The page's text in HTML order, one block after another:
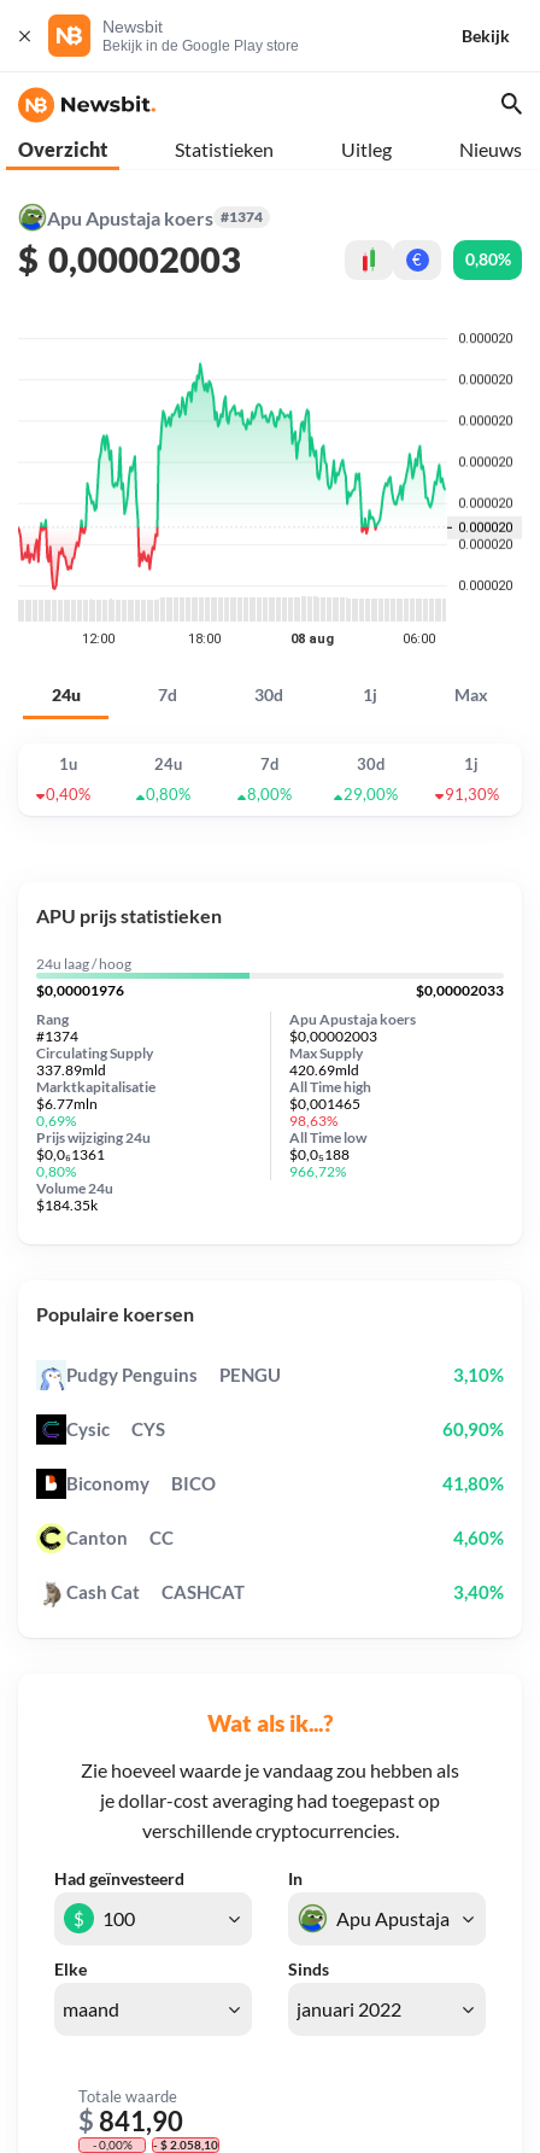
Newsbit
Bekijk in de Google Play store
Bekijk
Overzicht Statistieken Uitleg Nieuws
Apu Apustaja koers #1374
$ 0,00002003 € 0,80%
24u 7d 30d 1j Max
1u 24u 7d 30d
1j
0,40%
0,80% 8,00% 29,00% 91,30%
Wat als ik...?
Zie hoeveel waarde je vandaag zou hebben als
je dollar-cost averaging had toegepast op
verschillende cryptocurrencies.
Had geïnvesteerd In
Elke Sinds
$
Totale waarde
$ 841,90
- 0,00% - $ 2.058,10
APU prijs statistieken
24u laag / hoog
$0,00001976
$0,00002033
Apu Apustaja koers
$0,00002003
Circulating Supply
337.89mld
Prijs wijziging 24u
$0,0₆1361
0,80%
Max Supply
420.69mld
Marktkapitalisatie
$6.77mln
0,69%
Volume 24u
$184.35k
Rang
#1374
All Timehigh
$0,001465
98,63%
All Time low
$0,0₅188
966,72%
Populaire koersen
Pudgy Penguins PENGU 3,10%
Cysic CYS 60,90%
Biconomy BICO 41,80%
Canton CC 4,60%
Cash Cat CASHCAT 3,40%